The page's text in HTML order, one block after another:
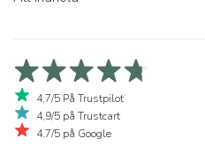
4,7/5 På Trustpilot
4,9/5 på Trustcart
4,7/5 på Google